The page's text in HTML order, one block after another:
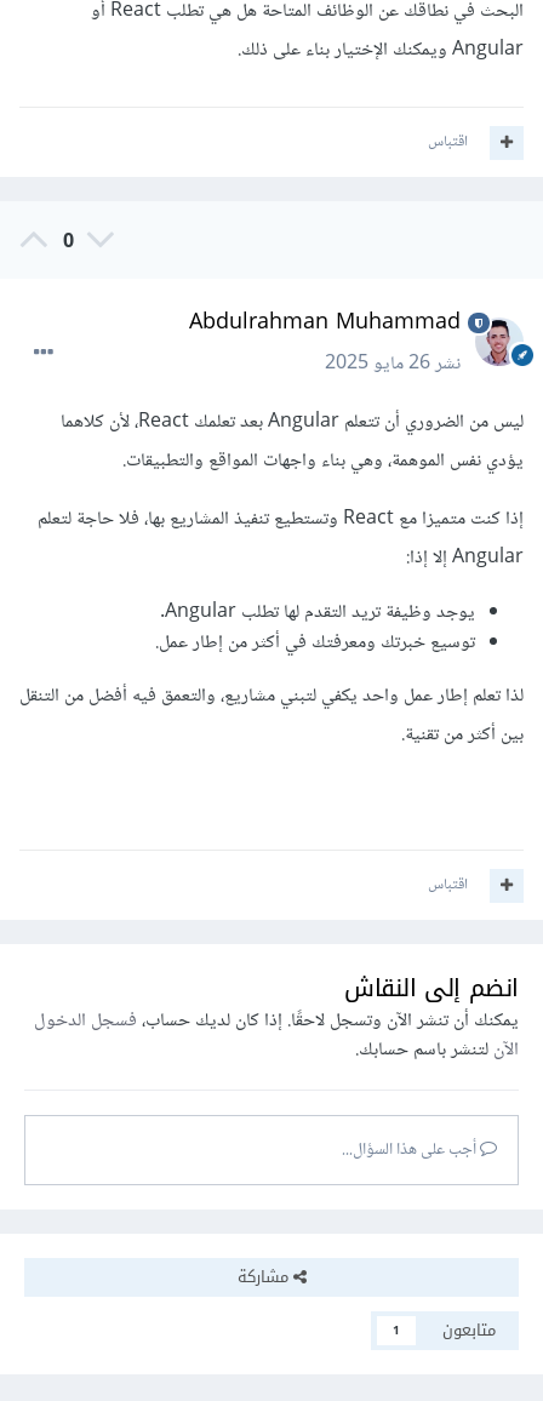
البحث في نطاقك عن الوظائف المتاحة هل هي تطلب React أو
Angular ويمكنك الإختيار بناء على ذلك.
اقتباس
0
Abdulrahman Muhammad
نشر26 مايو 2025
ليس من الضروري أن تتعلم Angular بعد تعلمك React، لأن كلاهما
يؤدي نفس الموهمة، وهي بناء واجهات المواقع والتطبيقات.
إذا كنت متميزا مع React وتستطيع تنفيذ المشاريع بها، فلا حاجة لتعلم
Angular إلا إذا:
يوجد وظيفة تريد التقدم لها تطلب Angular.
توسيع خبرتك ومعرفتك في أكثر من إطار عمل.
لذا تعلم إطار عمل واحد يكفي لتبني مشاريع، والتعمق فيه أفضل من التنقل
بين أكثر من تقنية.
اقتباس
انضم إلى النقاش
يمكنك أن تنشر الآن وتسجل لاحقًا. إذا كان لديك حساب،فسجل الدخول
الآنلتنشر باسم حسابك.
أجب على هذا السؤال...
مشاركة
متابعون
1